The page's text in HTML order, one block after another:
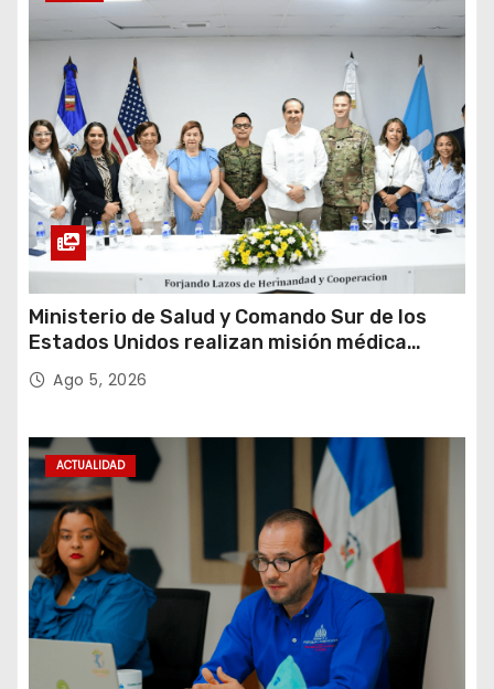
Ministerio de Salud y Comando Sur de los
Estados Unidos realizan misión médica
Amistad 2026 en La Vega
Ago 5, 2026
ACTUALIDAD